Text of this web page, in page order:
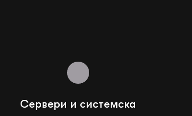
Сервери и системска